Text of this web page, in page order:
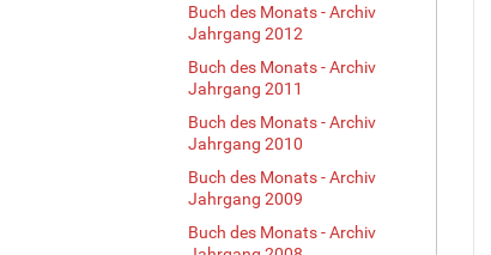
Buch des Monats - Archiv
Jahrgang 2012
Buch des Monats - Archiv
Jahrgang 2011
Buch des Monats - Archiv
Jahrgang 2010
Buch des Monats - Archiv
Jahrgang 2009
Buch des Monats - Archiv